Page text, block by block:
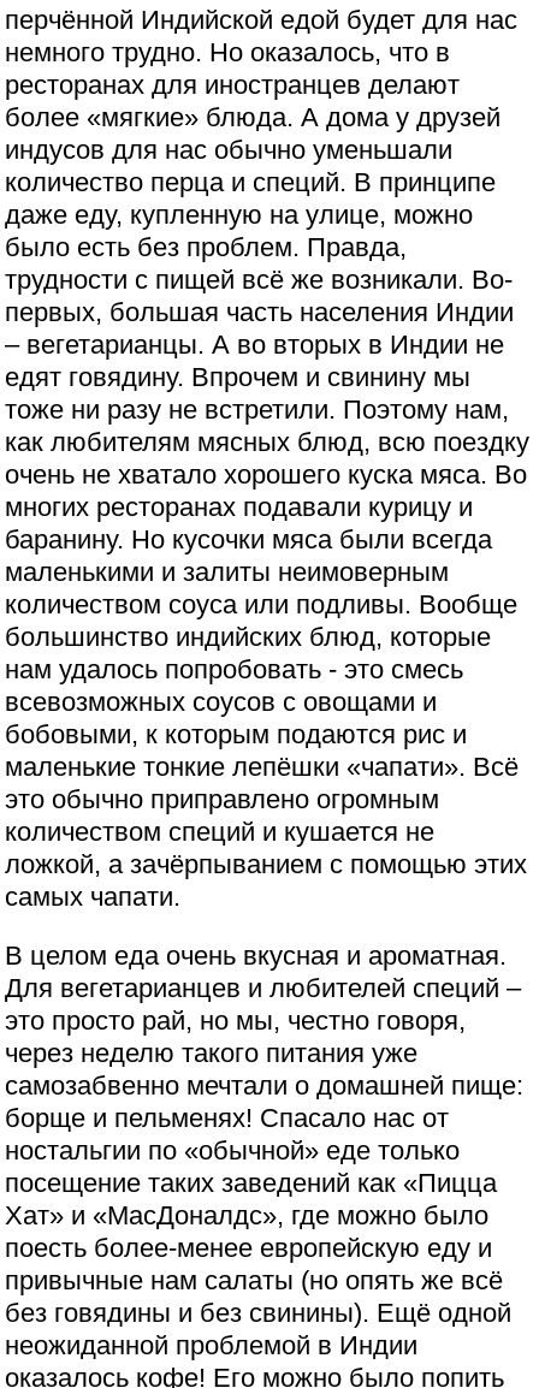
перчённой Индийской едой будет для нас
немного трудно. Но оказалось, что в
ресторанах для иностранцев делают
более «мягкие» блюда. А дома у друзей
индусов для нас обычно уменьшали
количество перца и специй. В принципе
даже еду, купленную на улице, можно
было есть без проблем. Правда,
трудности с пищей всё же возникали. Во-
первых, большая часть населения Индии
– вегетарианцы. А во вторых в Индии не
едят говядину. Впрочем и свинину мы
тоже ни разу не встретили. Поэтому нам,
как любителям мясных блюд, всю поездку
очень не хватало хорошего куска мяса. Во
многих ресторанах подавали курицу и
баранину. Но кусочки мяса были всегда
маленькими и залиты неимоверным
количеством соуса или подливы. Вообще
большинство индийских блюд, которые
нам удалось попробовать - это смесь
всевозможных соусов с овощами и
бобовыми, к которым подаются рис и
маленькие тонкие лепёшки «чапати». Всё
это обычно приправлено огромным
количеством специй и кушается не
ложкой, а зачёрпыванием с помощью этих
самых чапати.
В целом еда очень вкусная и ароматная.
Для вегетарианцев и любителей специй –
это просто рай, но мы, честно говоря,
через неделю такого питания уже
самозабвенно мечтали о домашней пище:
борще и пельменях! Спасало нас от
ностальгии по «обычной» еде только
посещение таких заведений как «Пицца
Хат» и «МасДоналдс», где можно было
поесть более-менее европейскую еду и
привычные нам салаты (но опять же всё
без говядины и без свинины). Ещё одной
неожиданной проблемой в Индии
оказалось кофе! Его можно было попить